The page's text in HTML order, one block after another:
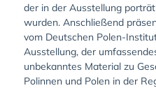
der in der Ausstellung
wurden. Anschließend
vom Deutschen Polen-
Ausstellung, der
unbekanntes Material zu
Polinnen und Polen in der